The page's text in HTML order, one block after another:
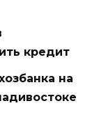
кредит
на